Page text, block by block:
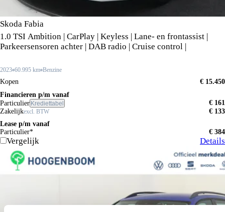
Skoda Fabia
1.0 TSI Ambition | CarPlay | Keyless | Lane- en frontassist |
Parkeersensoren achter | DAB radio | Cruise control |
2023 60.995 km Benzine
Kopen
€ 15.450
Financieren p/m vanaf
Particulier Krediettabel
€ 161
Zakelijkexcl. BTW
€ 133
Lease p/m vanaf
Particulier*
€ 384
Vergelijk Details